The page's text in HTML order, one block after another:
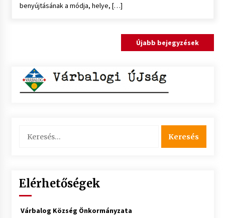
benyújtásának a módja, helye, […]
Újabb bejegyzések
Elérhetőségek
Várbalog Község Önkormányzata